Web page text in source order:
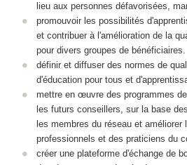
lieu aux personnes défavorisées,
promouvoir les possibilités
et contribuer à l'amélioration de la
pour divers groupes de bénéficiaires.
définir et diffuser des normes de
d'éducation pour tous et
mettre en œuvre des programmes
les futurs conseillers, sur la base
les membres du réseau et
professionnels et des praticiens du
créer une plateforme d'échange de